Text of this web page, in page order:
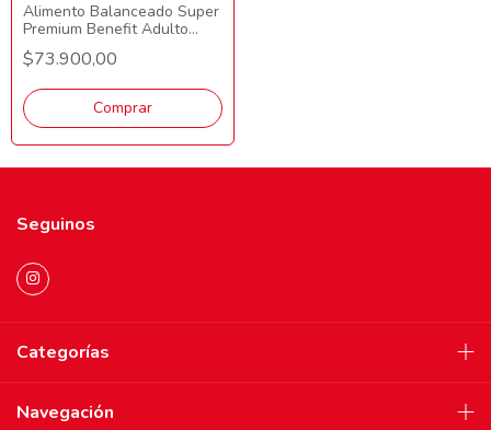
Alimento Balanceado Super
Premium Benefit Adulto
Mordida Mediana/Grande 15
kG
$73.900,00
Comprar
Seguinos
Categorías
Navegación